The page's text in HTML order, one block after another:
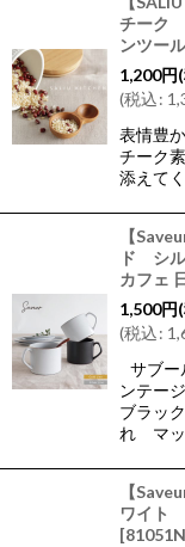
チーク
ンツール
1,200円
(税込:
表情豊
チーク
添えて
【
ド シ
カフェ
1,500円
(税込:
サブ
ンテ
ブラッ
れ マ
【
ワイト
[81051N